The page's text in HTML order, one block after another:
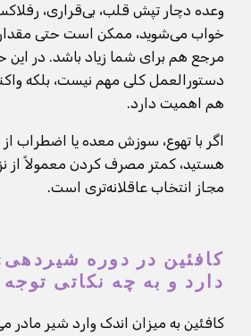
وعده دچار تپش قلب، بی‌قراری،
خواب می‌شوید، ممکن است حتی
مرجع هم برای شما زیاد باشد. در
دستورالعمل کلی مهم نیست، بلکه
هم اهمیت دارد.
اگر با تهوع، سوزش معده یا اضطراب
هستید، کمتر مصرف کردن معمولاً
مجاز انتخاب عاقلانه‌تری است.
کافئین در دوره
دارد و به چه نکاتی توجه
کافئین به میزان اندک وارد شیر مادر